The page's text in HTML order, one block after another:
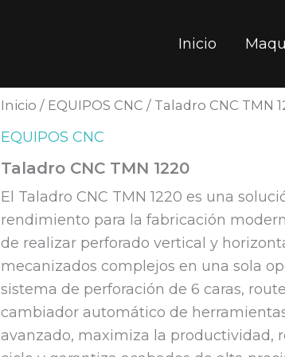
Inicio
Inicio / EQUIPOS CNC / Taladro CNC TMN
EQUIPOS CNC
Taladro CNC TMN 1220
El Taladro CNC TMN 1220 es una
rendimiento para la fabricación
de realizar perforado vertical y
mecanizados complejos en una sola
sistema de perforación de 6 caras,
cambiador automático de
avanzado, maximiza la productividad,